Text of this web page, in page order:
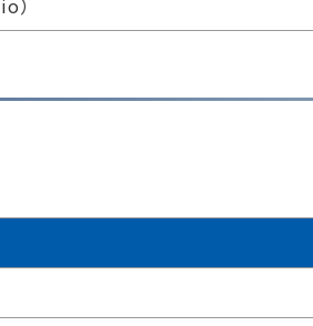
）